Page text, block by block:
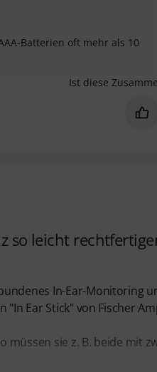
Batterien oft mehr als 10
Ist diese
so leicht
In-Ear-Monitoring
Ear Stick" von Fischer
sie z. B. beide mit